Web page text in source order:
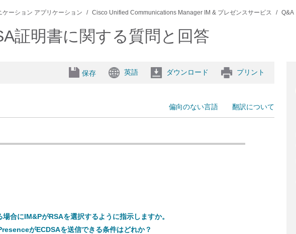
ーション アプリケーション Cisco Unified Communications Manager IM & プレゼンスサービス Q&A
証明書に関する質問と回答
保存 英語 ダウンロード プリント
偏向のない言語
翻訳について
合にIM&PがRSAを選択するように指示しますか。
がECDSAを送信できる条件はどれか？